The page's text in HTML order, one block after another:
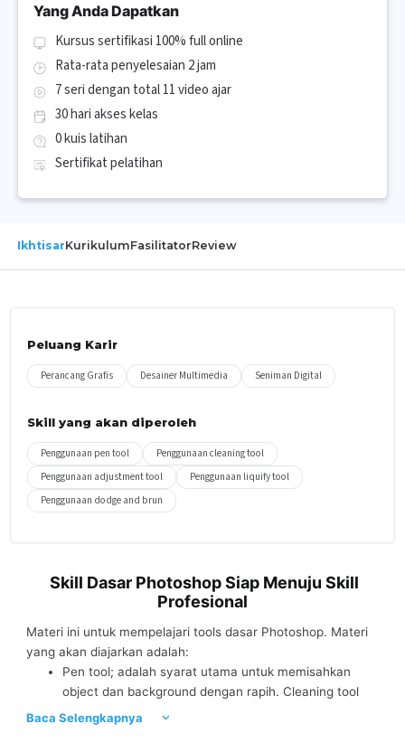
Yang Anda Dapatkan
Kursus sertifikasi 100% full online
Rata-rata penyelesaian 2 jam
7 seri dengan total 11 video ajar
30 hari akses kelas
0 kuis latihan
Sertifikat pelatihan
IkhtisarKurikulumFasilitatorReview
Peluang Karir
Perancang Grafis Desainer Multimedia Seniman Digital
Skill yang akan diperoleh
Penggunaan pen tool
Penggunaan cleaning tool
Penggunaan adjustment tool
Penggunaan liquify tool
Penggunaan dodge and brun
Skill Dasar Photoshop Siap Menuju Skill
Profesional
Materi ini untuk mempelajari tools dasar Photoshop. Materi
yang akan diajarkan adalah:
Pen tool; adalah syarat utama untuk memisahkan
object dan background dengan rapih. Cleaning tool
bertujuan untuk menghilangkan area yang ingin
Baca Selengkapnya